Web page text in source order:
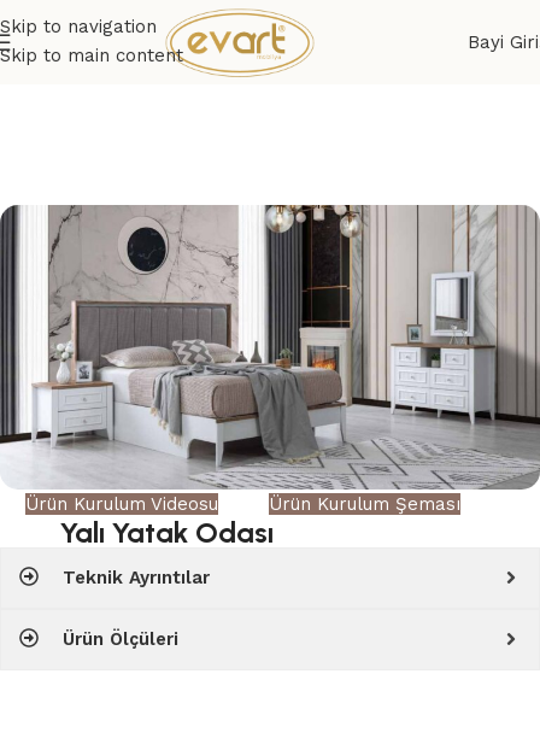
Skip to navigation
Skip to main content
Bayi
Ürün Kurulum Videosu Ürün Kurulum Şeması
Yalı Yatak Odası
Teknik Ayrıntılar
Ürün Ölçüleri